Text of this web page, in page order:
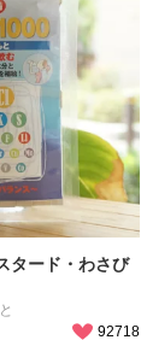
タード・わさび
92718